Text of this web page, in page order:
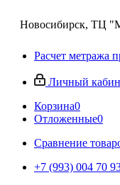
Новосибирск, ТЦ
Расчет метража
Личный
Корзина0
Отложенные0
Сравнение
+7 (993) 004 70